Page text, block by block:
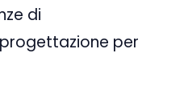
di
per